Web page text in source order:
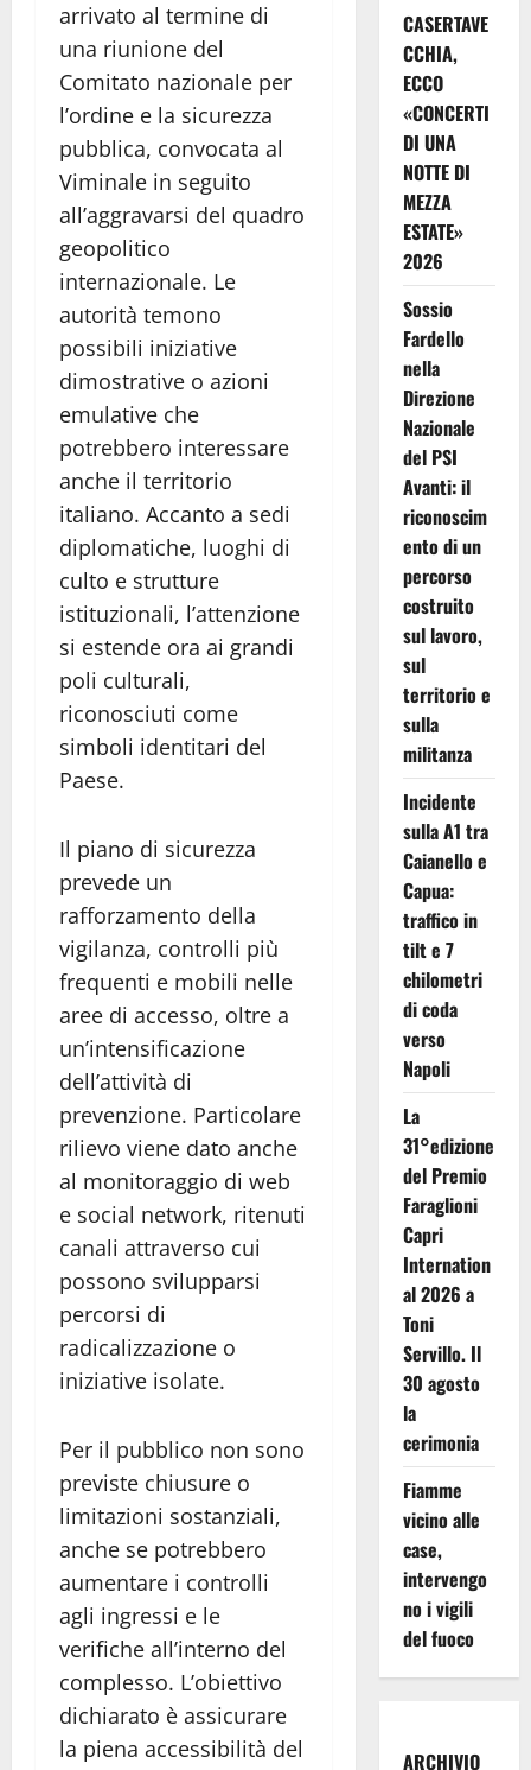
arrivato al termine di
una riunione del
Comitato nazionale per
l’ordine e la sicurezza
pubblica, convocata al
Viminale in seguito
all’aggravarsi del quadro
geopolitico
internazionale. Le
autorità temono
possibili iniziative
dimostrative o azioni
emulative che
potrebbero interessare
anche il territorio
italiano. Accanto a sedi
diplomatiche, luoghi di
culto e strutture
istituzionali, l’attenzione
si estende ora ai grandi
poli culturali,
riconosciuti come
simboli identitari del
Paese.
Il piano di sicurezza
prevede un
rafforzamento della
vigilanza, controlli più
frequenti e mobili nelle
aree di accesso, oltre a
un’intensificazione
dell’attività di
prevenzione. Particolare
rilievo viene dato anche
al monitoraggio di web
e social network, ritenuti
canali attraverso cui
possono svilupparsi
percorsi di
radicalizzazione o
iniziative isolate.
Per il pubblico non sono
previste chiusure o
limitazioni sostanziali,
anche se potrebbero
aumentare i controlli
agli ingressi e le
verifiche all’interno del
complesso. L’obiettivo
dichiarato è assicurare
la piena accessibilità del
CASERTAVE
CCHIA,
ECCO
«CONCERTI
DI UNA
NOTTE DI
MEZZA
ESTATE»
2026
Sossio
Fardello
nella
Direzione
Nazionale
del PSI
Avanti: il
riconoscim
ento di un
percorso
costruito
sul lavoro,
sul
territorio e
sulla
militanza
Incidente
sulla A1 tra
Caianello e
Capua:
traffico in
tilt e 7
chilometri
di coda
verso
Napoli
La
31°edizione
del Premio
Faraglioni
Capri
Internation
al 2026 a
Toni
Servillo. Il
30 agosto
la
cerimonia
Fiamme
vicino alle
case,
intervengo
no i vigili
del fuoco
ARCHIVIO